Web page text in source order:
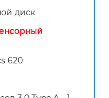
диск
620